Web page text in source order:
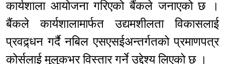
कार्यशाला आयोजना गरिएको बैंकले जनाएको छ ।
बैंकले कार्यशालामार्फत उद्यमशीलता विकासलाई
प्रवद्र्धन गर्दै नबिल एसएसईअन्तर्गतको प्रमाणपत्र
कोर्सलाई मुलुकभर विस्तार गर्ने उद्देश्य लिएको छ ।